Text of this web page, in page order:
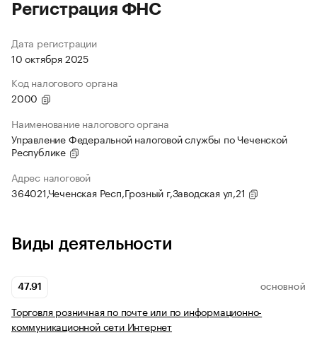
Регистрация ФНС
Дата регистрации
10 октября 2025
Код налогового органа
2000
Наименование налогового органа
Управление Федеральной налоговой службы по Чеченской
Республике
Адрес налоговой
364021,Чеченская Респ,Грозный г,Заводская ул,21
Виды деятельности
47.91 ОСНОВНОЙ
Торговля розничная по почте или по информационно-
коммуникационной сети Интернет